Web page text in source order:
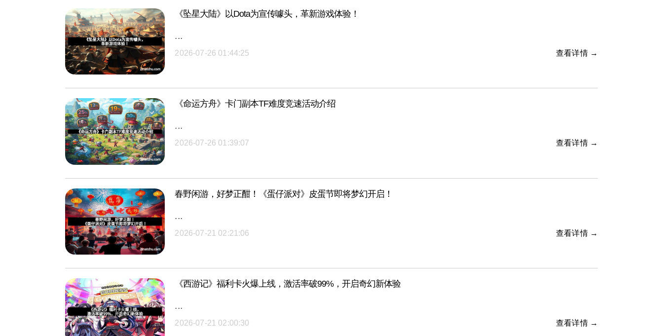
《坠星大陆》以Dota为宣传噱头，革新游戏体验！
···
2026-07-26 01:44:25
查看详情 →
《命运方舟》卡门副本TF难度竞速活动介绍
···
2026-07-26 01:39:07
查看详情 →
春野闲游，好梦正酣！《蛋仔派对》皮蛋节即将梦幻开启！
···
2026-07-21 02:21:06
查看详情 →
《西游记》福利卡火爆上线，激活率破99%，开启奇幻新体验
···
2026-07-21 02:00:30
查看详情 →